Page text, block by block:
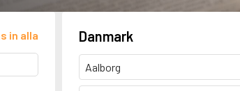
in alla Danmark
Aalborg